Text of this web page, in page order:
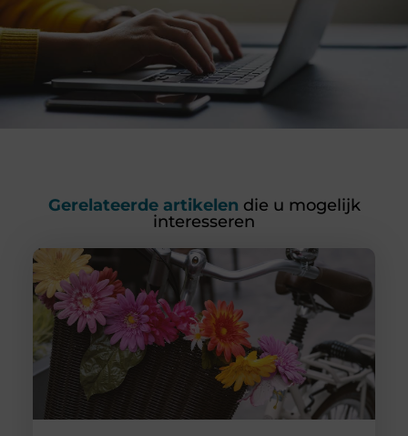
Gerelateerde artikelen die u mogelijk
interesseren